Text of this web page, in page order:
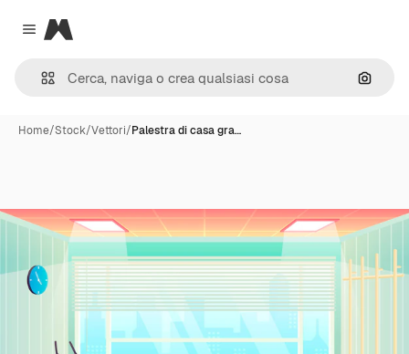
Close menu
Magnific
Cerca
Home/Stock/Vettori/Palestra di casa gra…